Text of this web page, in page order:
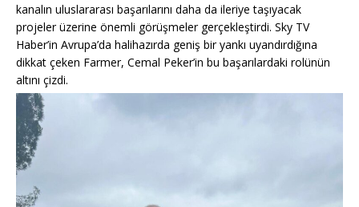
kanalın uluslararası başarılarını daha da ileriye taşıyacak
projeler üzerine önemli görüşmeler gerçekleştirdi. Sky TV
Haber’in Avrupa’da halihazırda geniş bir yankı uyandırdığına
dikkat çeken Farmer, Cemal Peker’in bu başarılardaki rolünün
altını çizdi.